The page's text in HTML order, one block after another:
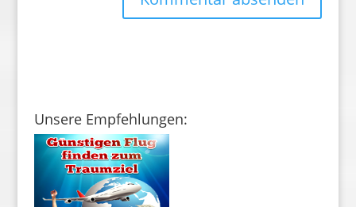
Unsere Empfehlungen: